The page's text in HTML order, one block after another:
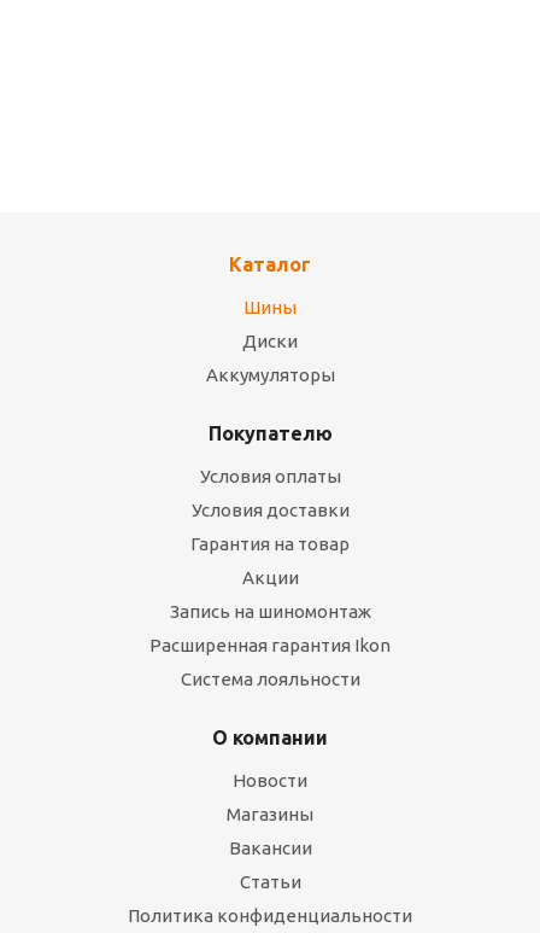
Летняя шина 235/45 ZR18 ATLANDER LanderXsport
Подробнее
Каталог
Шины
Диски
Аккумуляторы
Покупателю
Условия оплаты
Условия доставки
Гарантия на товар
Акции
Запись на шиномонтаж
Расширенная гарантия Ikon
Система лояльности
О компании
Новости
Магазины
Вакансии
Статьи
Политика конфиденциальности